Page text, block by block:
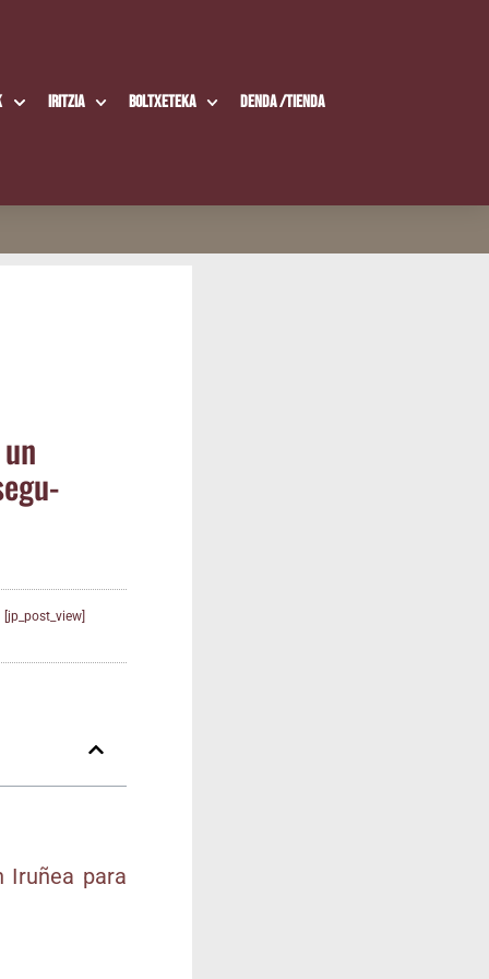
Iritzia Boltxe­te­ka Den­da /​Tien­da
[jp_post_view]
Iru­ñea para